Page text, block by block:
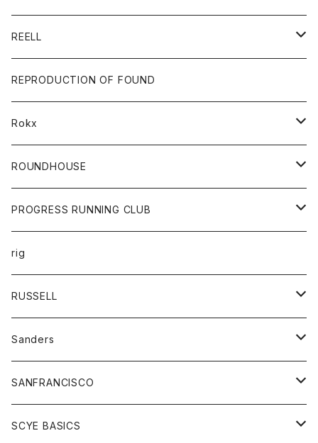
ロングスリーブＴシャツ
Tシャツ
帽子
グッズ
靴
バック
トップス
カットソー
カーディガン
ニット
ベスト
ボトムス
ショートパンツ
パンツ
レディース
カットソー
コート
キーホルダー
財布
バック
REELL
パンツ
ショートパンツ
REPRODUCTION OF FOUND
Rokx
ボトム
ROUNDHOUSE
エプロン
キッズ
オーバーオール
ボトム
ペインターパンツ
PROGRESS RUNNING CLUB
トップス
Tシャツ
グッズ
帽子
rig
RUSSELL
アウター
コート
パーカー
スカート
Tシャツ
Sanders
グッズ
靴
SANFRANCISCO
アウター
SCYE BASICS